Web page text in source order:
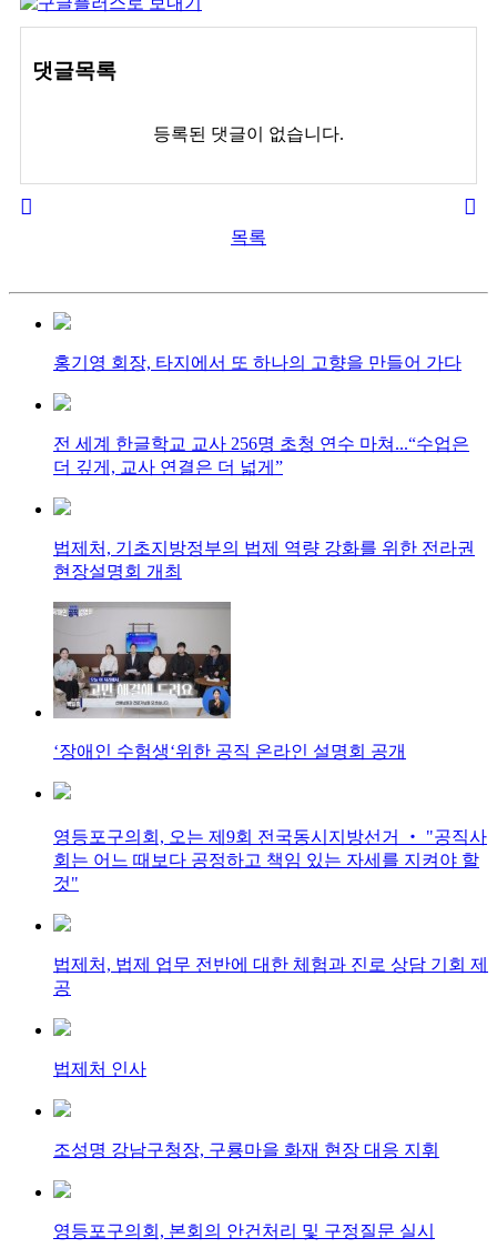
댓글목록
등록된 댓글이 없습니다.
목록
홍기영 회장, 타지에서 또 하나의 고향을 만들어 가다
전 세계 한글학교 교사 256명 초청 연수 마쳐...“수업은
더 깊게, 교사 연결은 더 넓게”
법제처, 기초지방정부의 법제 역량 강화를 위한 전라권
현장설명회 개최
‘장애인 수험생‘위한 공직 온라인 설명회 공개
영등포구의회, 오는 제9회 전국동시지방선거 ‧ "공직사
회는 어느 때보다 공정하고 책임 있는 자세를 지켜야 할
것"
법제처, 법제 업무 전반에 대한 체험과 진로 상담 기회 제
공
법제처 인사
조성명 강남구청장, 구룡마을 화재 현장 대응 지휘
영등포구의회, 본회의 안건처리 및 구정질문 실시